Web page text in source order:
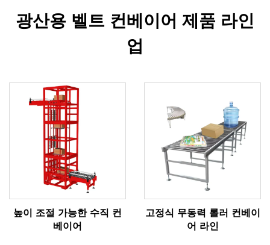
광산용 벨트 컨베이어 제품 라인
업
높이 조절 가능한 수직 컨
베이어
고정식 무동력 롤러 컨베이
어 라인